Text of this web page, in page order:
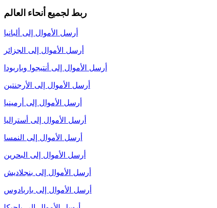
ربط لجميع أنحاء العالم
أرسل الأموال إلى ألبانيا
أرسل الأموال إلى الجزائر
أرسل الأموال إلى أنتيجوا وباربودا
أرسل الأموال إلى الأرجنتين
أرسل الأموال إلى أرمينيا
أرسل الأموال إلى أستراليا
أرسل الأموال إلى النمسا
أرسل الأموال إلى البحرين
أرسل الأموال إلى بنجلاديش
أرسل الأموال إلى باربادوس